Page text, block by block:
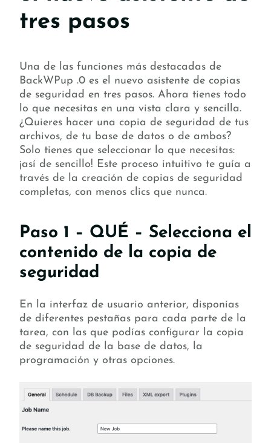
tres pasos
Una de las funciones más destacadas de
BackWPup .0 es el nuevo asistente de copias
de seguridad en tres pasos. Ahora tienes todo
lo que necesitas en una vista clara y sencilla.
¿Quieres hacer una copia de seguridad de tus
archivos, de tu base de datos o de ambos?
Solo tienes que seleccionar lo que necesitas:
¡así de sencillo! Este proceso intuitivo te guía a
través de la creación de copias de seguridad
completas, con menos clics que nunca.
Paso 1 – QUÉ – Selecciona el
contenido de la copia de
seguridad
En la interfaz de usuario anterior, disponías
de diferentes pestañas para cada parte de la
tarea, con las que podías configurar la copia
de seguridad de la base de datos, la
programación y otras opciones.